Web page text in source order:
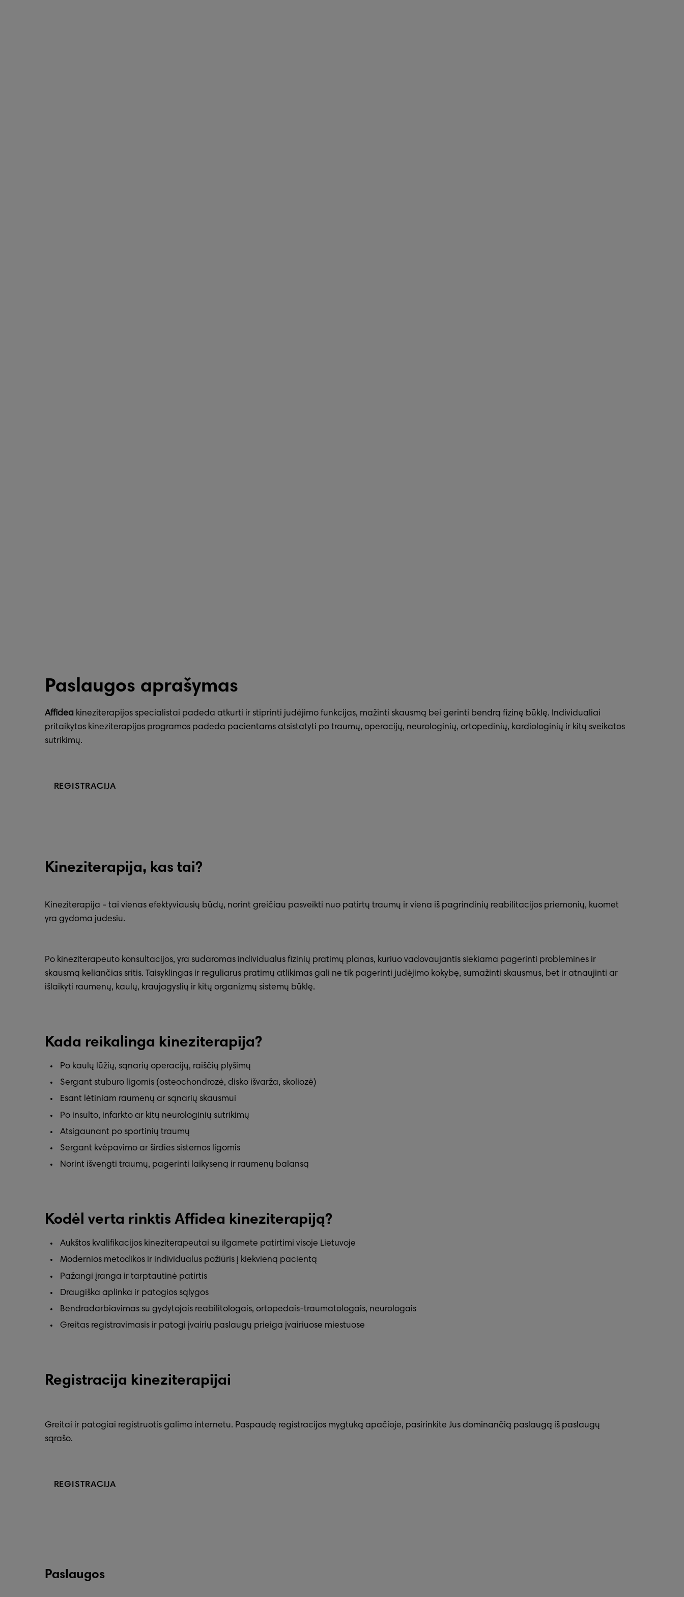
Paslaugos aprašymas
Affidea kineziterapijos specialistai padeda atkurti ir stiprinti judėjimo funkcijas, mažinti skausmą bei gerinti bendrą fizinę būklę. Individualiai
pritaikytos kineziterapijos programos padeda pacientams atsistatyti po traumų, operacijų, neurologinių, ortopedinių, kardiologinių ir kitų sveikatos
sutrikimų.
REGISTRACIJA
Kineziterapija, kas tai?
Kineziterapija - tai vienas efektyviausių būdų, norint greičiau pasveikti nuo patirtų traumų ir viena iš pagrindinių reabilitacijos priemonių, kuomet
yra gydoma judesiu.
Po kineziterapeuto konsultacijos, yra sudaromas individualus fizinių pratimų planas, kuriuo vadovaujantis siekiama pagerinti problemines ir
skausmą keliančias sritis. Taisyklingas ir reguliarus pratimų atlikimas gali ne tik pagerinti judėjimo kokybę, sumažinti skausmus, bet ir atnaujinti ar
išlaikyti raumenų, kaulų, kraujagyslių ir kitų organizmų sistemų būklę.
Kada reikalinga kineziterapija?
Po kaulų lūžių, sąnarių operacijų, raiščių plyšimų
Sergant stuburo ligomis (osteochondrozė, disko išvarža, skoliozė)
Esant lėtiniam raumenų ar sąnarių skausmui
Po insulto, infarkto ar kitų neurologinių sutrikimų
Atsigaunant po sportinių traumų
Sergant kvėpavimo ar širdies sistemos ligomis
Norint išvengti traumų, pagerinti laikyseną ir raumenų balansą
Kodėl verta rinktis Affidea kineziterapiją?
Aukštos kvalifikacijos kineziterapeutai su ilgamete patirtimi visoje Lietuvoje
Modernios metodikos ir individualus požiūris į kiekvieną pacientą
Pažangi įranga ir tarptautinė patirtis
Draugiška aplinka ir patogios sąlygos
Bendradarbiavimas su gydytojais reabilitologais, ortopedais-traumatologais, neurologais
Greitas registravimasis ir patogi įvairių paslaugų prieiga įvairiuose miestuose
Registracija kineziterapijai
Greitai ir patogiai registruotis galima internetu. Paspaudę registracijos mygtuką apačioje, pasirinkite Jus dominančią paslaugą iš paslaugų
sąrašo.
REGISTRACIJA
Paslaugos